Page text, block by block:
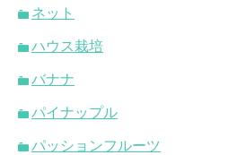
ネット
ハウス栽培
バナナ
パイナップル
パッションフルーツ